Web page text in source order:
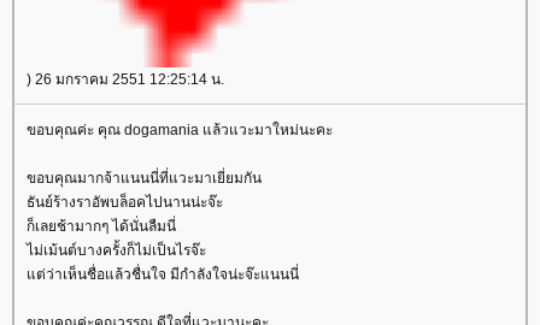
) 26 มกราคม 2551 12:25:14 น.
ขอบคุณค่ะ คุณ dogamania แล้วแวะมาใหม่นะคะ
ขอบคุณมากจ้าแนนนี่ที่แวะมาเยี่ยมกัน
ธันย์ร้างราอัพบล็อคไปนานน่ะจ๊ะ
ก็เลยช้ามากๆ ได้นั่นลืมนี่
ไม่เม้นต์บางครั้งก็ไม่เป็นไรจ๊ะ
ต่ว่าเห็นชื่อแล้วชื่นใจ มีกำลังใจน่ะจ๊ะแนนนี่